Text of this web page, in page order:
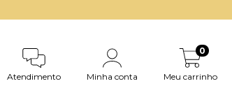
Atendimento Minha conta Meu carrinho
0